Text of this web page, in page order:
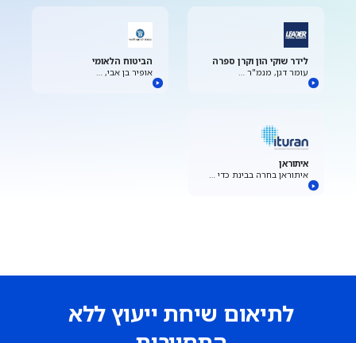
לידר שוקי הון וקרן ספרה
עומר דגן, מנמ"ר …
הביטוח הלאומי
אופיר בן אבי, …
איתוראן
איתוראן בחרה בבינת כדי …
לתיאום שיחת ייעוץ ללא